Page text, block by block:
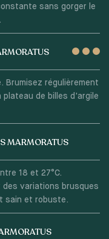
sans gorger le
Brumisez régulièrement
de billes d'argile
MARMORATUS
18 et 27°C.
variations brusques
sain et robuste.